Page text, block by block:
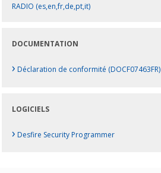
RADIO (es,en,fr,de,pt,it)
DOCUMENTATION
› Déclaration de conformité (DOCF07463FR)
LOGICIELS
› Desfire Security Programmer